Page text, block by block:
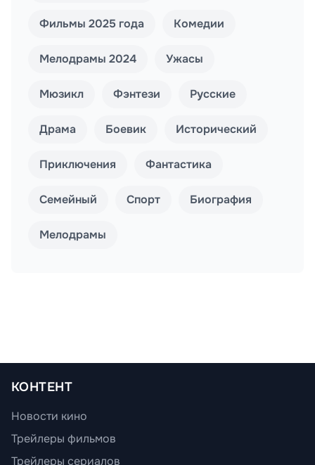
Фильмы 2025 года Комедии
Мелодрамы 2024 Ужасы
Мюзикл Фэнтези Русские
Драма Боевик Исторический
Приключения Фантастика
Семейный Спорт Биография
Мелодрамы
КОНТЕНТ
Новости кино
Трейлеры фильмов
Трейлеры сериалов